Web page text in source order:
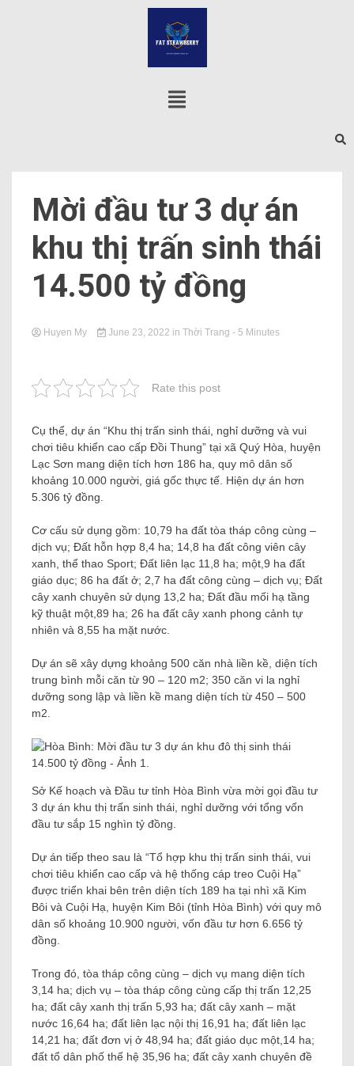
Mời đầu tư 3 dự án
khu thị trấn sinh thái
14.500 tỷ đồng
Huyen My June 23, 2022 in Thời Trang - 5 Minutes
Rate this post
Cụ thể, dự án “Khu thị trấn sinh thái, nghỉ dưỡng và vui
chơi tiêu khiển cao cấp Đồi Thung” tại xã Quý Hòa, huyện
Lạc Sơn mang diện tích hơn 186 ha, quy mô dân số
khoảng 10.000 người, giá gốc thực tế. Hiện dự án hơn
5.306 tỷ đồng.
Cơ cấu sử dụng gồm: 10,79 ha đất tòa tháp công cùng –
dịch vụ; Đất hỗn hợp 8,4 ha; 14,8 ha đất công viên cây
xanh, thể thao Sport; Đất liên lạc 11,8 ha; một,9 ha đất
giáo dục; 86 ha đất ở; 2,7 ha đất công cùng – dịch vụ; Đất
cây xanh chuyên sử dụng 13,2 ha; Đất đầu mối hạ tầng
kỹ thuật một,89 ha; 26 ha đất cây xanh phong cảnh tự
nhiên và 8,55 ha mặt nước.
Dự án sẽ xây dựng khoảng 500 căn nhà liền kề, diện tích
trung bình mỗi căn từ 90 – 120 m2; 350 căn vi la nghỉ
dưỡng song lập và liền kề mang diện tích từ 450 – 500
m2.
Sở Kế hoạch và Đầu tư tỉnh Hòa Bình vừa mời gọi đầu tư
3 dự án khu thị trấn sinh thái, nghỉ dưỡng với tổng vốn
đầu tư sắp 15 nghìn tỷ đồng.
Dự án tiếp theo sau là “Tổ hợp khu thị trấn sinh thái, vui
chơi tiêu khiển cao cấp và hệ thống cáp treo Cuội Hạ”
được triển khai bên trên diện tích 189 ha tại nhì xã Kim
Bôi và Cuội Hạ, huyện Kim Bôi (tỉnh Hòa Bình) với quy mô
dân số khoảng 10.900 người, vốn đầu tư hơn 6.656 tỷ
đồng.
Trong đó, tòa tháp công cùng – dịch vụ mang diện tích
3,14 ha; dịch vụ – tòa tháp công cùng cấp thị trấn 12,25
ha; đất cây xanh thị trấn 5,93 ha; đất cây xanh – mặt
nước 16,64 ha; đất liên lạc nội thị 16,91 ha; đất liên lạc
14,21 ha; đất đơn vị ở 48,94 ha; đất giáo dục một,14 ha;
đất tổ dân phố thế hệ 35,96 ha; đất cây xanh chuyên đề